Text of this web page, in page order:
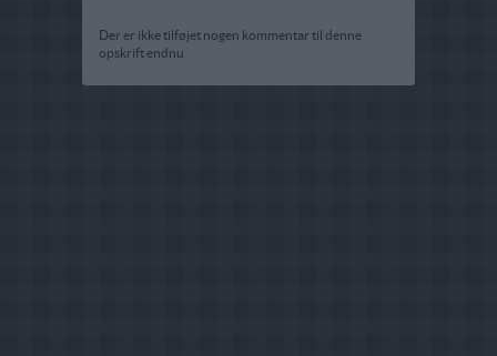
Der er ikke tilføjet nogen kommentar til denne
opskrift endnu